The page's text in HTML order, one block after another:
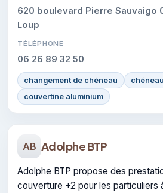
620 boulevard Pierre Sauvaigo
Loup
TÉLÉPHONE
06 26 89 32 50
changement de chéneau chéneau
couvertine aluminium
AB Adolphe BTP
Adolphe BTP propose des
couverture +2 pour les particuliers à Saint-Laurent-du-